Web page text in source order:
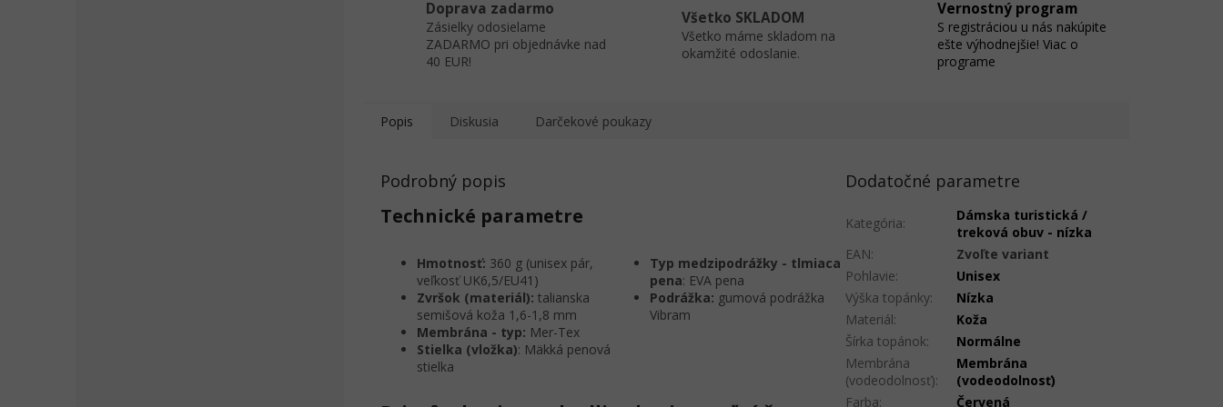
Doprava zadarmo
Zásielky odosielame
ZADARMO pri objednávke nad
40 EUR!
Všetko SKLADOM
Všetko máme skladom na
okamžité odoslanie.
Vernostný program
S registráciou u nás nakúpite
ešte výhodnejšie! Viac o
programe
Popis Diskusia Darčekové poukazy
Podrobný popis
Technické parametre
Hmotnosť: 360 g (unisex pár,
veľkosť UK6,5/EU41)
Zvršok (materiál): talianska
semišová koža 1,6-1,8 mm
Membrána - typ: Mer-Tex
Stielka (vložka): Mäkká penová
stielka
Typ medzipodrážky - tlmiaca
pena: EVA pena
Podrážka: gumová podrážka
Vibram
Dodatočné parametre
Kategória:
Dámska turistická /
treková obuv - nízka
EAN:
Zvoľte variant
Pohlavie:
Unisex
Výška topánky:
Nízka
Materiál:
Koža
Šírka topánok:
Normálne
Membrána
(vodeodolnosť):
Membrána
(vodeodolnosť)
Farba:
Červená